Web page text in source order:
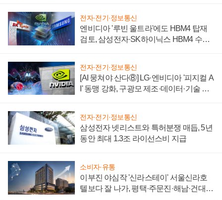
전자·전기·정보통신
엔비디아 '루빈 울트라'에도 HBM4 탑재
검토, 삼성전자·SK하이닉스 HBM4 수율
전자·전기·정보통신
[AI 뭉쳐야 산다⑧] LG·엔비디아 '피지컬 A
I' 동맹 강화, 구광모 제조·데이터·기술 결
전자·전기·정보통신
삼성전자 넷리스트와 특허분쟁 매듭, 5년
동안 최대 1.3조 라이선스비 지급
소비자·유통
이부진 야심작 '신라스테이' 서울신라호
텔보다 잘 나가, 평택·주문진·해남·건대로